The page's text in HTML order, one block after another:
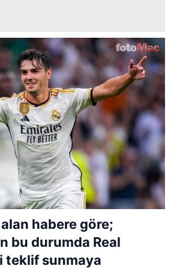
habere göre;
bu durumda Real
teklif sunmaya